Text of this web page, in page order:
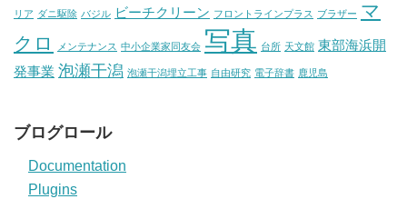
リア ダニ駆除 バジル ビーチクリーン フロントラインプラス ブラザー マ
クロ
メンテナンス 中小企業家同友会 写真 台所 天文館 東部海浜開
発事業 泡瀬干潟 泡瀬干潟埋立工事 自由研究 電子辞書 鹿児島
ブログロール
Documentation
Plugins